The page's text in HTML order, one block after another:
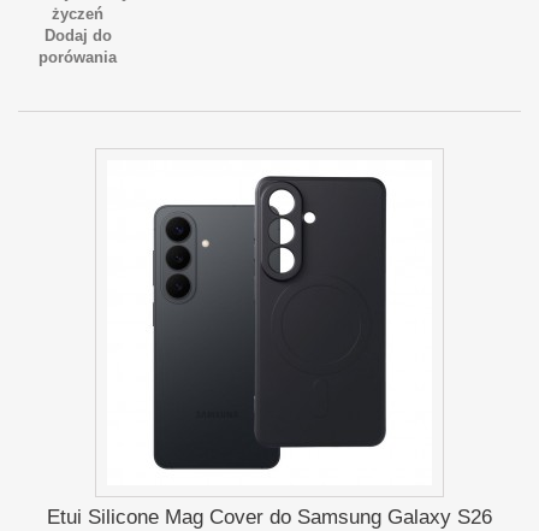
życzeń
Dodaj do
porówania
Etui Silicone Mag Cover do Samsung Galaxy S26